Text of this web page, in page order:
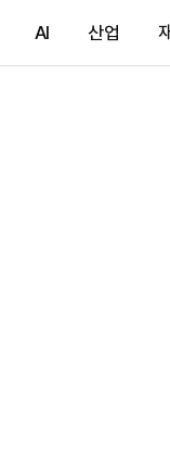
AI 산업